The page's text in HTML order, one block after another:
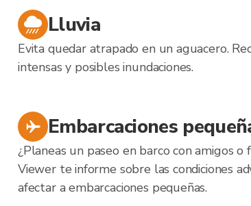
Lluvia
Evita quedar atrapado en un aguacero.
intensas y posibles inundaciones.
Embarcaciones
¿Planeas un paseo en barco con amigos o
Viewer te informe sobre las condiciones
afectar a embarcaciones pequeñas.